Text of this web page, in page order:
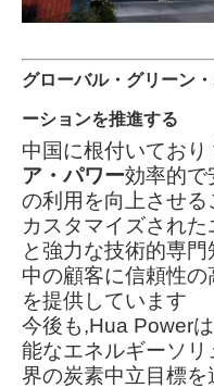
グローバル・グリーン
ーションを推進する
中国に根付いてお
ア・パワー効率的で
の利用を向上させ
カスタマイズされ
と強力な技術的専
中の顧客に信頼性
を提供しています
今後も,Hua Power
能なエネルギーソ
界の炭素中立目標